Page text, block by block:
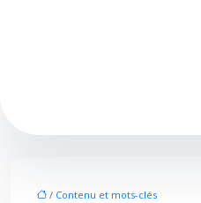
/ Contenu et mots-clés